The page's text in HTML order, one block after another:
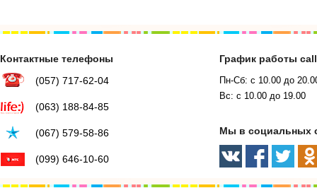
Контактные телефоны
(057) 717-62-04
(063) 188-84-85
(067) 579-58-86
(099) 646-10-60
График работы
Пн-Сб: с 10.00 до
Вс: с 10.00 до 19.00
Мы в социальных